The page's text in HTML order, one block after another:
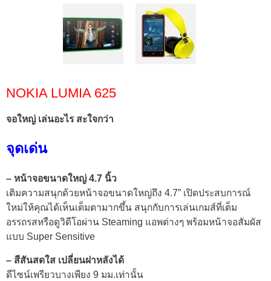
NOKIA LUMIA 625
จอใหญ่ เล่นอะไร สะใจกว่า
จุดเด่น
– หน้าจอขนาดใหญ่ 4.7 นิ้ว
เติมความสนุกด้วยหน้าจอขนาดใหญ่ถึง 4.7” เปิดประสบการณ์
ใหม่ให้คุณได้เห็นเต็มตามากขึ้น สนุกกับการเล่นเกมส์ที่เต็ม
อรรถรสหรือดูวิดีโอผ่าน Steaming แอพต่างๆ พร้อมหน้าจอสัมผัส
แบบ Super Sensitive
– สีสันสดใส เปลี่ยนฝาหลังได้
ดีไซน์เพรียวบางเพียง 9 มม.เท่านั้น